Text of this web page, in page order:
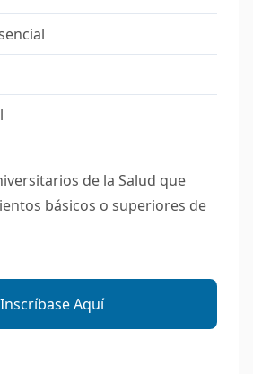
de la Salud que
básicos o superiores de
Inscríbase Aquí